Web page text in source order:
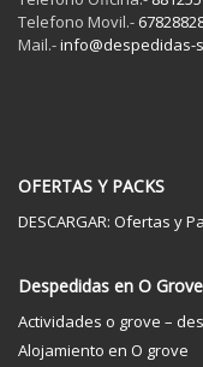
Telefono Movil.-
Mail.-info@despedidas-
OFERTAS Y PACKS
DESCARGAR: Ofertas y
Despedidas en O Grove
Actividades o grove –
Alojamiento en O grove